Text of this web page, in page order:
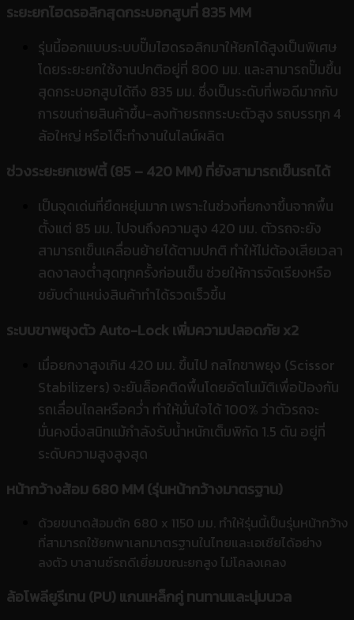
ระยะยกไฮดรอลิกสุดกระบอกสูบที่ 835 MM
รุ่นนี้ออกแบบระบบปั๊มไฮดรอลิกมาให้ยกได้สูงเป็นพิเศษ
โดยระยะยกใช้งานปกติอยู่ที่ 800 มม. และสามารถปั๊มขึ้น
สุดกระบอกสูบได้ถึง 835 มม. ซึ่งเป็นระดับที่พอดีมากกับ
การขนถ่ายสินค้าขึ้น-ลงท้ายรถกระบะตัวสูง รถบรรทุก 4
ล้อใหญ่ หรือโต๊ะทำงานในไลน์ผลิต
ช่วงระยะยกเซฟตี้ (85 – 420 MM) ที่ยังสามารถเข็นรถได้
เป็นจุดเด่นที่ยืดหยุ่นมาก เพราะในช่วงที่ยกงาขึ้นจากพื้น
ตั้งแต่ 85 มม. ไปจนถึงความสูง 420 มม. ตัวรถจะยัง
สามารถเข็นเคลื่อนย้ายได้ตามปกติ ทำให้ไม่ต้องเสียเวลา
ลดงาลงต่ำสุดทุกครั้งก่อนเข็น ช่วยให้การจัดเรียงหรือ
ขยับตำแหน่งสินค้าทำได้รวดเร็วขึ้น
ระบบขาพยุงตัว Auto-Lock เพิ่มความปลอดภัย x2
เมื่อยกงาสูงเกิน 420 มม. ขึ้นไป กลไกขาพยุง (Scissor
Stabilizers) จะยันล็อคติดพื้นโดยอัตโนมัติเพื่อป้องกัน
รถเลื่อนไถลหรือคว่ำ ทำให้มั่นใจได้ 100% ว่าตัวรถจะ
มั่นคงนิ่งสนิทแม้กำลังรับน้ำหนักเต็มพิกัด 1.5 ตัน อยู่ที่
ระดับความสูงสูงสุด
หน้ากว้างส้อม 680 MM (รุ่นหน้ากว้างมาตรฐาน)
ด้วยขนาดส้อมตัก 680 x 1150 มม. ทำให้รุ่นนี้เป็นรุ่นหน้ากว้าง
ที่สามารถใช้ยกพาเลทมาตรฐานในไทยและเอเชียได้อย่าง
ลงตัว บาลานซ์รถดีเยี่ยมขณะยกสูง ไม่โคลงเคลง
ล้อโพลียูรีเทน (PU) แกนเหล็กคู่ ทนทานและนุ่มนวล